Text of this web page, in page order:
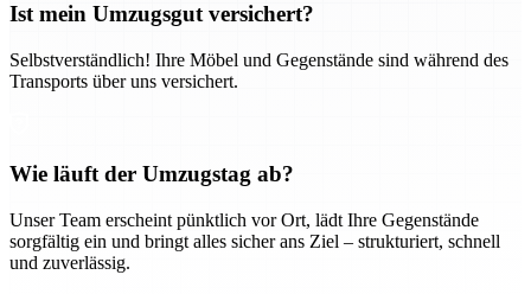
Ist mein Umzugsgut versichert?
Selbstverständlich! Ihre Möbel und Gegenstände sind während des
Transports über uns versichert.
Wie läuft der Umzugstag ab?
Unser Team erscheint pünktlich vor Ort, lädt Ihre Gegenstände
sorgfältig ein und bringt alles sicher ans Ziel – strukturiert, schnell
und zuverlässig.